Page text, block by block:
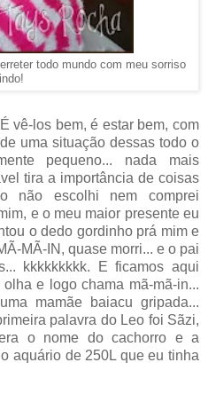
todo mundo com meu sorriso
lindo!
vê-los bem, é estar bem, com
uma situação dessas todo o
pequeno... nada mais
tira a importância de coisas
não escolhi nem comprei
e o meu maior presente eu
o dedo gordinho prá mim e
MÃ-IN, quase morri... e o pai
kkkkkkkkk. E ficamos aqui
e logo chama mã-mã-in...
mamãe baiacu gripada...
palavra do Leo foi Sãzi,
o nome do cachorro e a
aquário de 250L que eu tinha